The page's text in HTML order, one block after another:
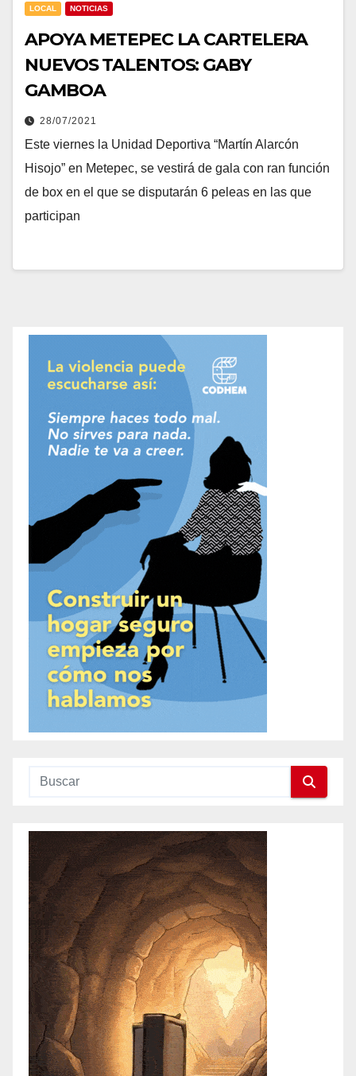
LOCAL NOTICIAS
APOYA METEPEC LA CARTELERA
NUEVOS TALENTOS: GABY
GAMBOA
28/07/2021
Este viernes la Unidad Deportiva “Martín Alarcón
Hisojo” en Metepec, se vestirá de gala con ran función
de box en el que se disputarán 6 peleas en las que
participan